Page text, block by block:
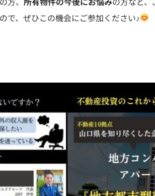
で、ぜひこの機会にご参加ください♪